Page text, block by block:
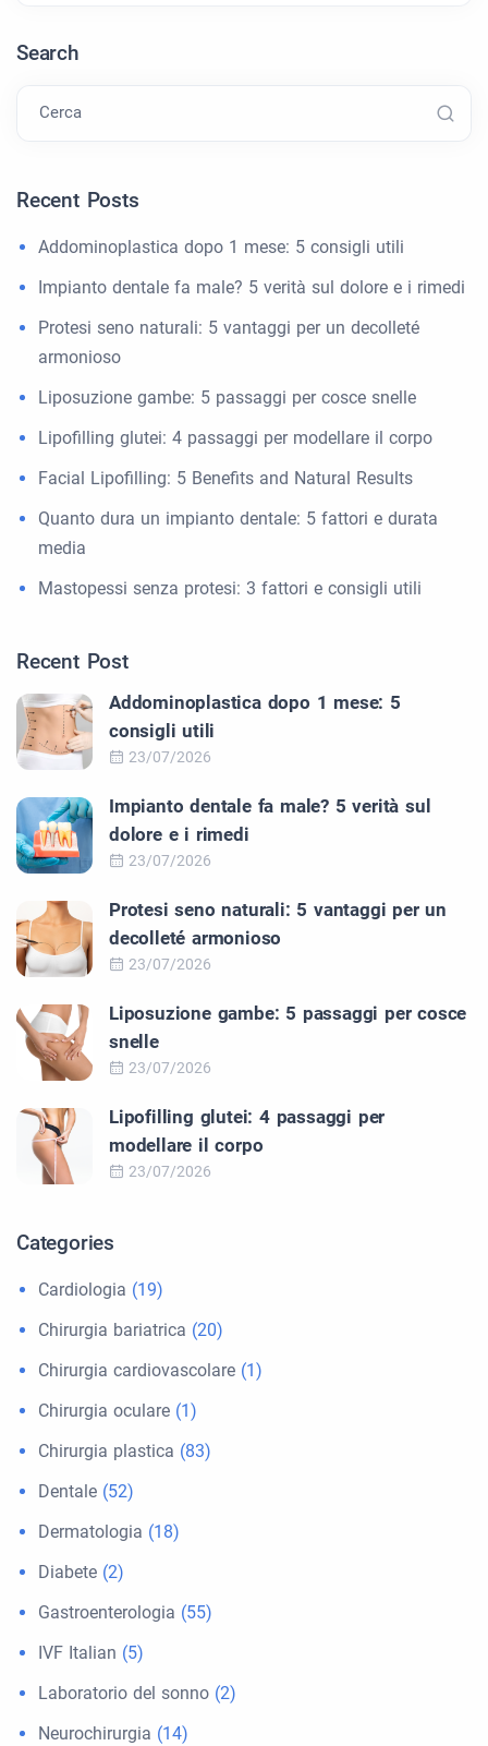
Search
Cerca
Recent Posts
Addominoplastica dopo 1 mese: 5 consigli utili
Impianto dentale fa male? 5 verità sul dolore e i rimedi
Protesi seno naturali: 5 vantaggi per un decolleté
armonioso
Liposuzione gambe: 5 passaggi per cosce snelle
Lipofilling glutei: 4 passaggi per modellare il corpo
Facial Lipofilling: 5 Benefits and Natural Results
Quanto dura un impianto dentale: 5 fattori e durata
media
Mastopessi senza protesi: 3 fattori e consigli utili
Recent Post
Addominoplastica dopo 1 mese: 5
consigli utili
23/07/2026
Impianto dentale fa male? 5 verità sul
dolore e i rimedi
23/07/2026
Protesi seno naturali: 5 vantaggi per un
decolleté armonioso
23/07/2026
Liposuzione gambe: 5 passaggi per cosce
snelle
23/07/2026
Lipofilling glutei: 4 passaggi per
modellare il corpo
23/07/2026
Categories
Cardiologia (19)
Chirurgia bariatrica (20)
Chirurgia cardiovascolare (1)
Chirurgia oculare (1)
Chirurgia plastica (83)
Dentale (52)
Dermatologia (18)
Diabete (2)
Gastroenterologia (55)
IVF Italian (5)
Laboratorio del sonno (2)
Neurochirurgia (14)